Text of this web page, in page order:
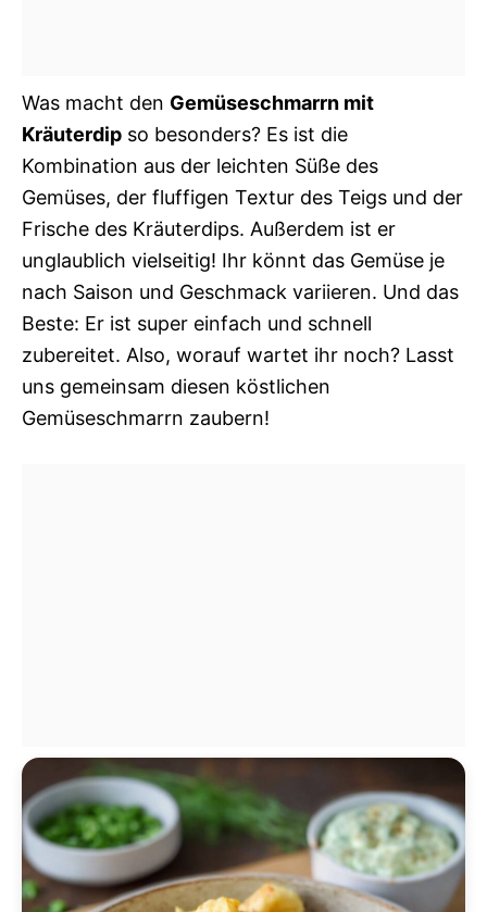
Was macht den Gemüseschmarrn mit
Kräuterdip so besonders? Es ist die
Kombination aus der leichten Süße des
Gemüses, der fluffigen Textur des Teigs und der
Frische des Kräuterdips. Außerdem ist er
unglaublich vielseitig! Ihr könnt das Gemüse je
nach Saison und Geschmack variieren. Und das
Beste: Er ist super einfach und schnell
zubereitet. Also, worauf wartet ihr noch? Lasst
uns gemeinsam diesen köstlichen
Gemüseschmarrn zaubern!